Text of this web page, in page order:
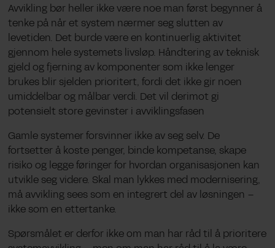
Avvikling bør heller ikke være noe man først begynner å
tenke på når et system nærmer seg slutten av
levetiden. Det burde være en kontinuerlig aktivitet
gjennom hele systemets livsløp. Håndtering av teknisk
gjeld og fjerning av komponenter som ikke lenger
brukes blir sjelden prioritert, fordi det ikke gir noen
umiddelbar og målbar verdi. Det vil derimot gi
potensielt store gevinster i avviklingsfasen
Gamle systemer forsvinner ikke av seg selv. De
fortsetter å koste penger, binde kompetanse, skape
risiko og legge føringer for hvordan organisasjonen kan
utvikle seg videre. Skal man lykkes med modernisering,
må avvikling sees som en integrert del av løsningen –
ikke som en ettertanke.
Spørsmålet er derfor ikke om man har råd til å prioritere